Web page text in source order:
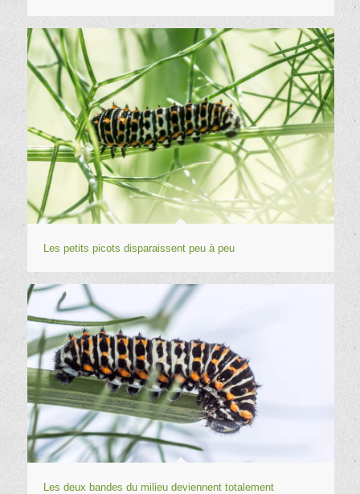
Les petits picots disparaissent peu à peu
Les deux bandes du milieu deviennent totalement